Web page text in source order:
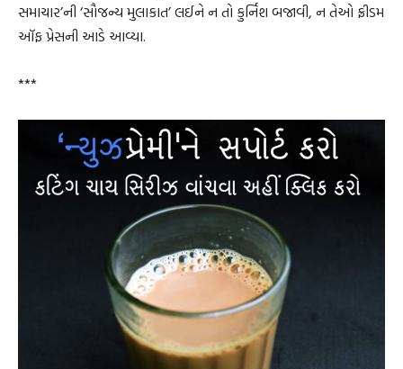
સમાચાર’ની ‘સૌજન્ય મુલાકાત’ લઈને ન તો કુર્નિશ બજાવી, ન તેઓ ફ્રીડમ
ઑફ પ્રેસની આડે આવ્યા.
***